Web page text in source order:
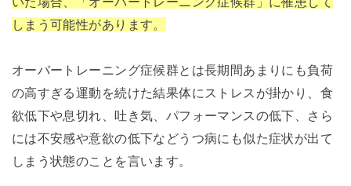
しまう可能性があります。
オーバートレーニング症候群とは長期間あまりにも負荷
の高すぎる運動を続けた結果体にストレスが掛かり、食
欲低下や息切れ、吐き気、パフォーマンスの低下、さら
には不安感や意欲の低下などうつ病にも似た症状が出て
しまう状態のことを言います。